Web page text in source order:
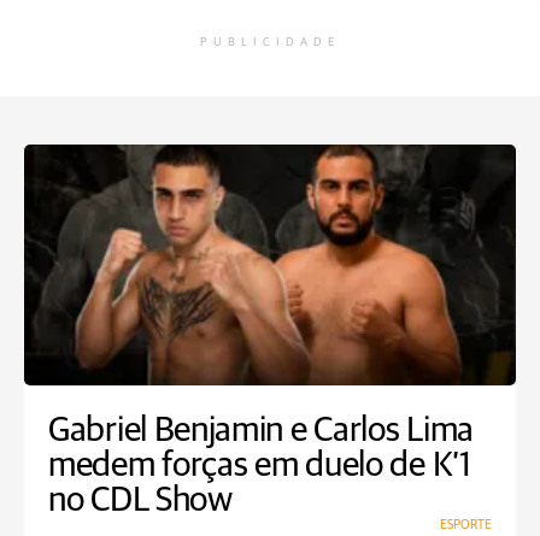
PUBLICIDADE
Gabriel Benjamin e Carlos Lima
medem forças em duelo de K’1
no CDL Show
ESPORTE